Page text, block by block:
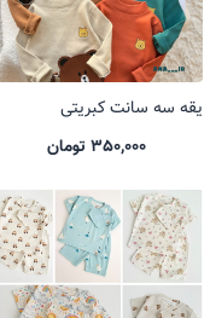
یقه سه سانت کبریتی
350,000 تومان